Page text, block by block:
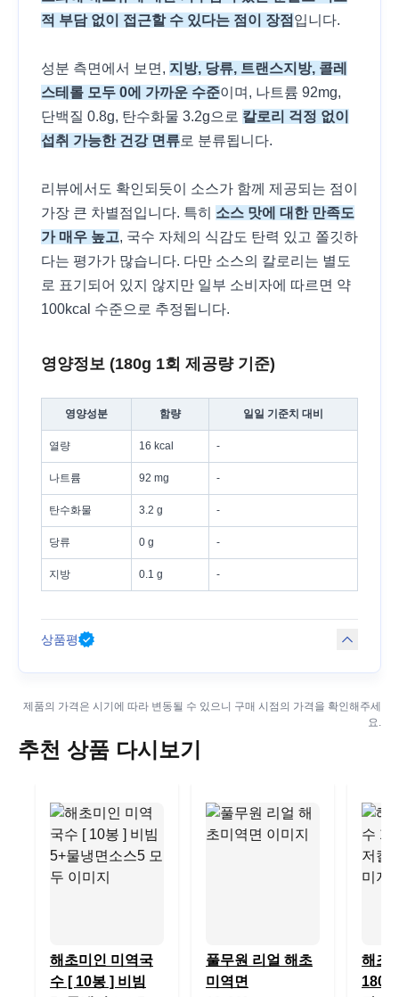
적 부담 없이 접근할 수 있다는 점이 장점 입니다.
성분 측면에서 보면, 지방, 당류, 트랜스지방, 콜레
스테롤 모두 0에 가까운 수준이며, 나트륨 92mg,
단백질 0.8g, 탄수화물 3.2g으로 칼로리 걱정 없이
섭취 가능한 건강 면류로 분류됩니다.
리뷰에서도 확인되듯이 소스가 함께 제공되는 점이
가장 큰 차별점입니다. 특히 소스 맛에 대한 만족도
가 매우 높고, 국수 자체의 식감도 탄력 있고 쫄깃하
다는 평가가 많습니다. 다만 소스의 칼로리는 별도
로 표기되어 있지 않지만 일부 소비자에 따르면 약
100kcal 수준으로 추정됩니다.
영양정보 (180g 1회 제공량 기준)
영양성분 함량 일일 기준치 대비
열량 16 kcal -
나트륨 92 mg -
탄수화물 3.2 g -
당류 0 g -
지방 0.1 g -
상품평
제품의 가격은 시기에 따라 변동될 수 있으니 구매 시점의 가격을 확인해주세
요.
추천 상품 다시보기
해초미인 미역국
수 [ 10봉 ] 비빔
풀무원 리얼 해초
미역면
해조
180g